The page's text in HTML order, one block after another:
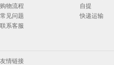
7.宫颐府粽子礼盒—粽香礼
8.宫颐府粽子礼盒—粽情江南
1800g(清真）
10.月盛斋粽子—粽福粽子礼盒
购物流程
常见问题
联系客服
自提
快递运输
友情链接